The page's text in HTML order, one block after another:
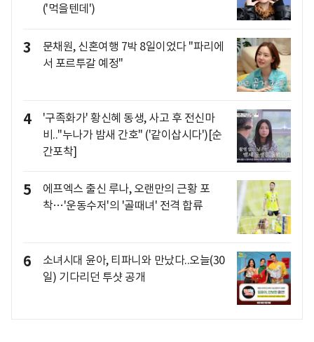
('먹을텐데')
3
문채원, 신혼여행 7박 8일이었다 "파리에
서 포르투갈 예정"
4
'구족화가' 황신혜 동생, 사고 후 전신마
비.."누나가 밤새 간호" ('같이삽시다')[순
간포착]
5
에프엑스 출신 루나, 오랜만의 근황 포
착…'운동수저'의 '골때녀' 전격 합류
6
소녀시대 윤아, 티파니와 만났다..오늘(30
일) 기다리던 투샷 공개